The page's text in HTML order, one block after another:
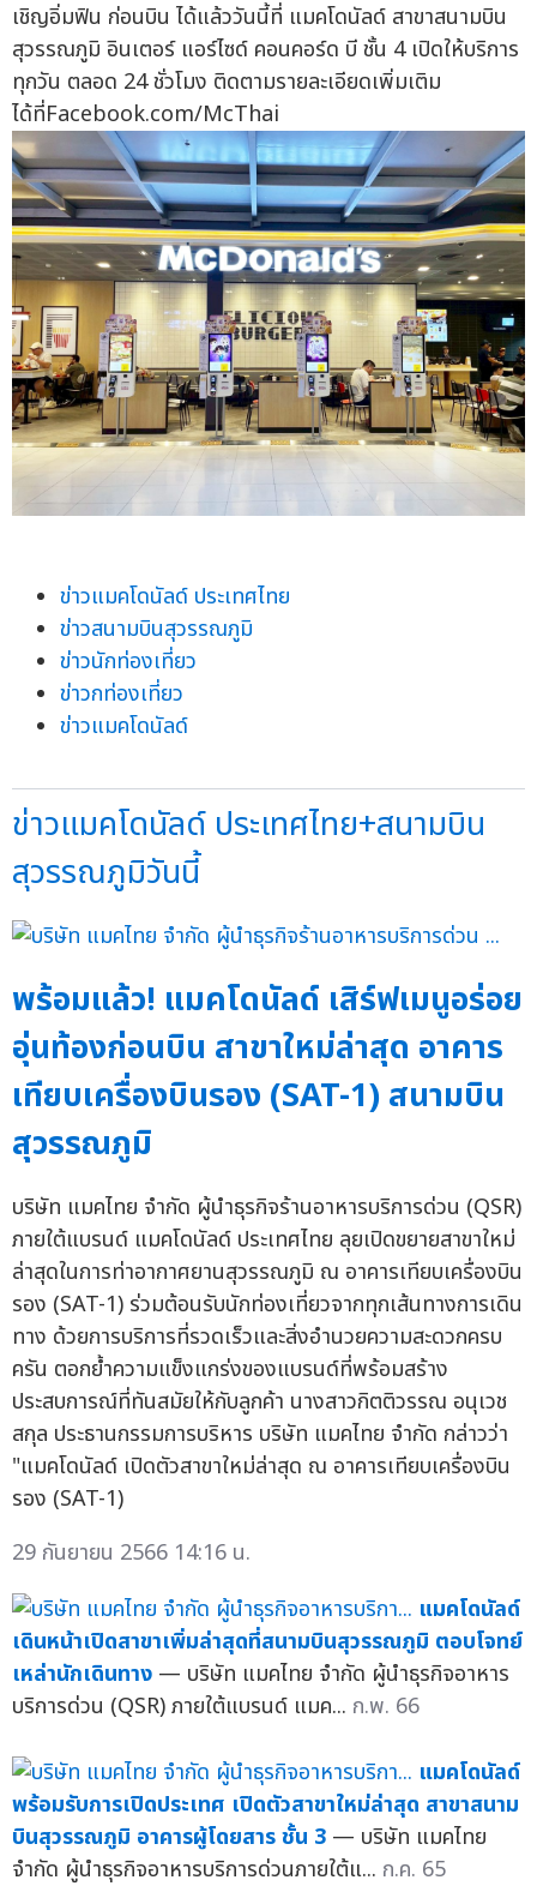
เชิญอิ่มฟิน ก่อนบิน ได้แล้ววันนี้ที่ แมคโดนัลด์ สาขาสนามบิน
สุวรรณภูมิ อินเตอร์ แอร์ไซด์ คอนคอร์ด บี ชั้น 4 เปิดให้บริการ
ทุกวัน ตลอด 24 ชั่วโมง ติดตามรายละเอียดเพิ่มเติม
ได้ที่Facebook.com/McThai
ข่าวแมคโดนัลด์ ประเทศไทย
ข่าวสนามบินสุวรรณภูมิ
ข่าวนักท่องเที่ยว
ข่าวกท่องเที่ยว
ข่าวแมคโดนัลด์
ข่าวแมคโดนัลด์ ประเทศไทย+สนามบิน
สุวรรณภูมิวันนี้
พร้อมแล้ว! แมคโดนัลด์ เสิร์ฟเมนูอร่อย
อุ่นท้องก่อนบิน สาขาใหม่ล่าสุด อาคาร
เทียบเครื่องบินรอง (SAT-1) สนามบิน
สุวรรณภูมิ
บริษัท แมคไทย จำกัด ผู้นำธุรกิจร้านอาหารบริการด่วน (QSR)
ภายใต้แบรนด์ แมคโดนัลด์ ประเทศไทย ลุยเปิดขยายสาขาใหม่
ล่าสุดในการท่าอากาศยานสุวรรณภูมิ ณ อาคารเทียบเครื่องบิน
รอง (SAT-1) ร่วมต้อนรับนักท่องเที่ยวจากทุกเส้นทางการเดิน
ทาง ด้วยการบริการที่รวดเร็วและสิ่งอำนวยความสะดวกครบ
ครัน ตอกย้ำความแข็งแกร่งของแบรนด์ที่พร้อมสร้าง
ประสบการณ์ที่ทันสมัยให้กับลูกค้า นางสาวกิตติวรรณ อนุเวช
สกุล ประธานกรรมการบริหาร บริษัท แมคไทย จำกัด กล่าวว่า
"แมคโดนัลด์ เปิดตัวสาขาใหม่ล่าสุด ณ อาคารเทียบเครื่องบิน
รอง (SAT-1)
29 กันยายน 2566 14:16 น.
แมคโดนัลด์
เดินหน้าเปิดสาขาเพิ่มล่าสุดที่สนามบินสุวรรณภูมิ ตอบโจทย์
เหล่านักเดินทาง — บริษัท แมคไทย จำกัด ผู้นำธุรกิจอาหาร
บริการด่วน (QSR) ภายใต้แบรนด์ แมค... ก.พ. 66
แมคโดนัลด์
พร้อมรับการเปิดประเทศ เปิดตัวสาขาใหม่ล่าสุด สาขาสนาม
บินสุวรรณภูมิ อาคารผู้โดยสาร ชั้น 3 — บริษัท แมคไทย
จำกัด ผู้นำธุรกิจอาหารบริการด่วนภายใต้แ... ก.ค. 65